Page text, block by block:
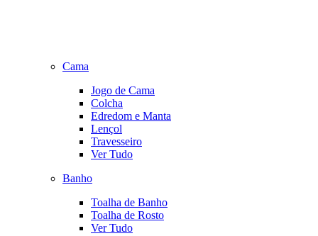
Cama
Jogo de Cama
Colcha
Edredom e Manta
Lençol
Travesseiro
Ver Tudo
Banho
Toalha de Banho
Toalha de Rosto
Ver Tudo